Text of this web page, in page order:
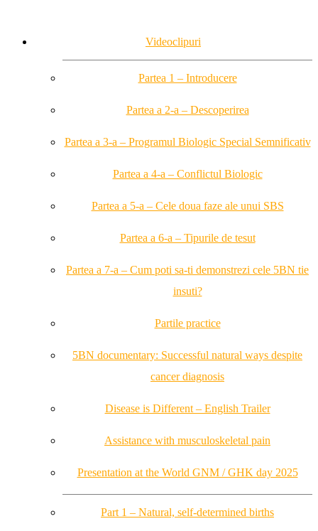
Videoclipuri
Partea 1 – Introducere
Partea a 2-a – Descoperirea
Partea a 3-a – Programul Biologic Special Semnificativ
Partea a 4-a – Conflictul Biologic
Partea a 5-a – Cele doua faze ale unui SBS
Partea a 6-a – Tipurile de tesut
Partea a 7-a – Cum poti sa-ti demonstrezi cele 5BN tie
insuti?
Partile practice
5BN documentary: Successful natural ways despite
cancer diagnosis
Disease is Different – English Trailer
Assistance with musculoskeletal pain
Presentation at the World GNM / GHK day 2025
Part 1 – Natural, self-determined births